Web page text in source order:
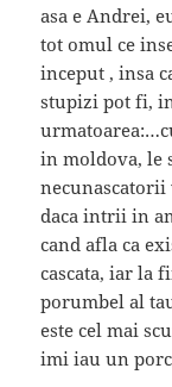
asa e Andrei,
tot omul ce
inceput , insa
stupizi pot fi,
in moldova, le
necunascatorii
daca intrii in
cand afla ca
cascata, iar la
porumbel al
este cel mai
imi iau un